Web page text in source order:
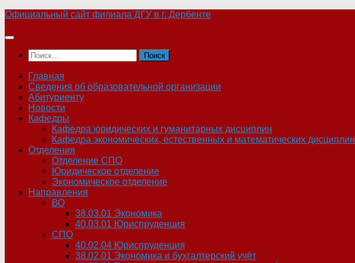
Skip
content
Официальный сайт филиала ДГУ в г. Дербенте
Найти:
Главная
Сведения об образовательной организации
Абитуриенту
Новости
Кафедры
Кафедра юридических и гуманитарных дисциплин
Кафедра экономических, естественных и математических дисциплин
Отделения
Отделение СПО
Юридическое отделение
Экономическое отделение
Направления
ВО
38.03.01 Экономика
40.03.01 Юриспруденция
СПО
40.02.04 Юриспруденция
38.02.01 Экономика и бухгалтерский учёт